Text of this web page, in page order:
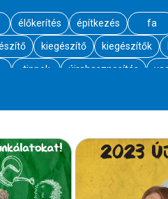
élőkerítés építkezés fa
kiegészítő kiegészítők
tippek újrahasznosítás